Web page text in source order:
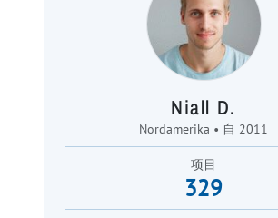
Niall D.
Nordamerika • 自 2011
项目
329